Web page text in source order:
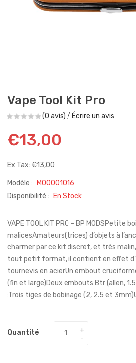
Vape Tool Kit Pro
(0 avis) / Écrire un avis
€13,00
Ex Tax: €13,00
Modèle :
M00001016
Disponibilité :
En Stock
VAPE TOOL KIT PRO – BP MODSPetite
malicesAmateurs(trices) d’objets à
charmer par ce kit discret, et très malin,
tout petit format, il contient en effet
tournevis en acierUn embout
(fin et large)Deux embouts Btr (allen,
:Trois tiges de bobinage (2, 2.5 et
Quantité